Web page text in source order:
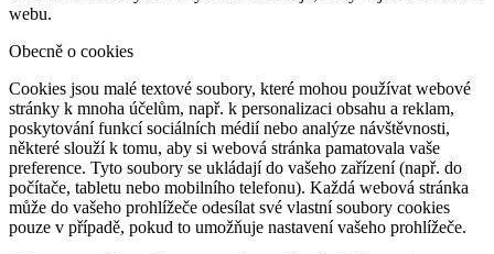
webu.
Obecně o cookies
Cookies jsou malé textové soubory, které mohou používat webové
stránky k mnoha účelům, např. k personalizaci obsahu a reklam,
poskytování funkcí sociálních médií nebo analýze návštěvnosti,
některé slouží k tomu, aby si webová stránka pamatovala vaše
preference. Tyto soubory se ukládají do vašeho zařízení (např. do
počítače, tabletu nebo mobilního telefonu). Každá webová stránka
může do vašeho prohlížeče odesílat své vlastní soubory cookies
pouze v případě, pokud to umožňuje nastavení vašeho prohlížeče.